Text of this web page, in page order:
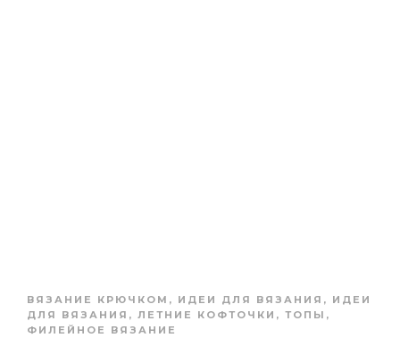
ВЯЗАНИЕ КРЮЧКОМ , ИДЕИ ДЛЯ ВЯЗАНИЯ , ИДЕИ
ДЛЯ ВЯЗАНИЯ , ЛЕТНИЕ КОФТОЧКИ, ТОПЫ ,
ФИЛЕЙНОЕ ВЯЗАНИЕ